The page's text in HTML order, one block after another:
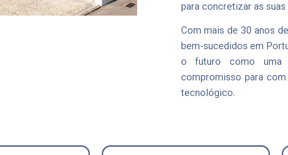
para concretizar as
Com mais de 30 anos
bem-sucedidos em
o futuro como uma
compromisso para
tecnológico.